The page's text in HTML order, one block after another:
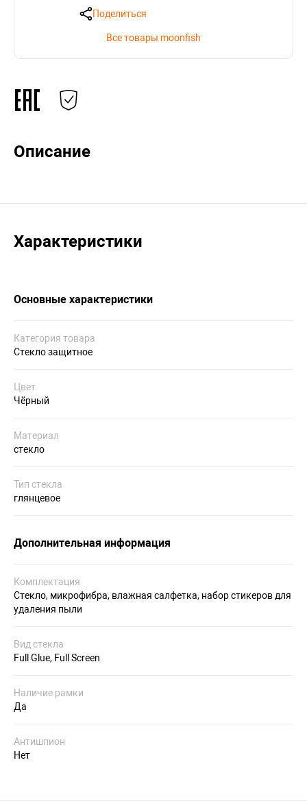
Поделиться
Все товары moonfish
Описание
Характеристики
Основные характеристики
Категория товара
Стекло защитное
Цвет
Чёрный
Материал
стекло
Тип стекла
глянцевое
Дополнительная информация
Комплектация
Стекло, микрофибра, влажная салфетка, набор стикеров для
удаления пыли
Вид стекла
Full Glue, Full Screen
Наличие рамки
Да
Антишпион
Нет